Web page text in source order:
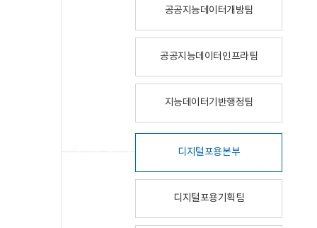
공공지능데이터개방팀
공공지능데이터인프라팀
지능데이터기반행정팀
디지털포용본부
디지털포용기획팀